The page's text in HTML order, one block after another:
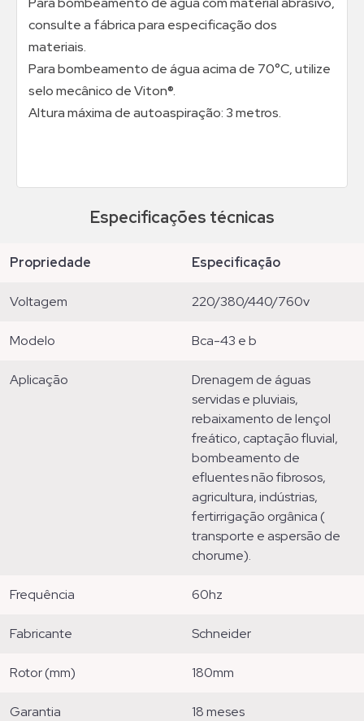
consulte a fábrica para especificação dos
materiais.
Para bombeamento de água acima de 70°C, utilize
selo mecânico de Viton®.
Altura máxima de autoaspiração: 3 metros.
Especificações técnicas
propriedade especificação
voltagem 220/380/440/760v
modelo bca-43 e b
aplicação
drenagem de águas
servidas e pluviais,
rebaixamento de lençol
freático, captação fluvial,
bombeamento de
efluentes não fibrosos,
agricultura, indústrias,
fertirrigação orgânica (
transporte e aspersão de
chorume).
frequência 60hz
fabricante schneider
rotor (mm) 180mm
garantia 18 meses